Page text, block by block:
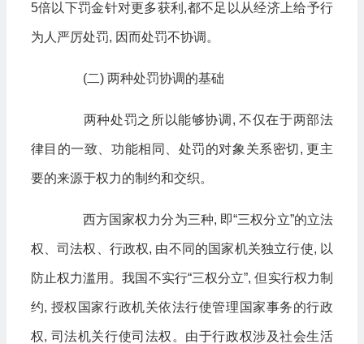
5倍以下罚金针对更多获利,都不足以从经济上给予行
为人严厉处罚, 因而处罚不协调。
(二) 两种处罚协调的基础
两种处罚之所以能够协调, 不仅在于两部法
律目的一致、功能相同、处罚的对象关系密切, 更主
要的来源于权力的制约和交织。
西方国家权力分为三种, 即“三权分立”的立法
权、司法权、行政权, 由不同的国家机关独立行使, 以
防止权力滥用。我国不实行“三权分立”, 但实行权力制
约, 授权国家行政机关依法行使管理国家事务的行政
权, 司法机关行使司法权。由于行政权涉及社会生活